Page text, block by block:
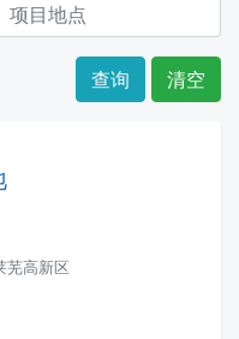
查询 清空
芜高新区